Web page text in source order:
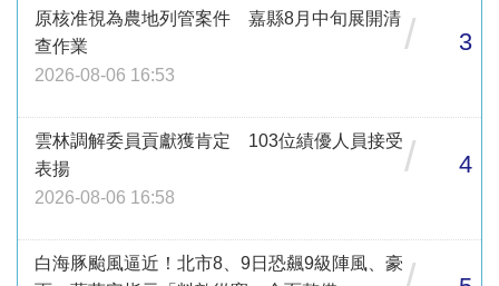
原核准視為農地列管案件 嘉縣8月中旬展開清
查作業
2026-08-06 16:53
/ 3
雲林調解委員貢獻獲肯定 103位績優人員接受
表揚
2026-08-06 16:58
/ 4
白海豚颱風逼近！北市8、9日恐飆9級陣風、豪